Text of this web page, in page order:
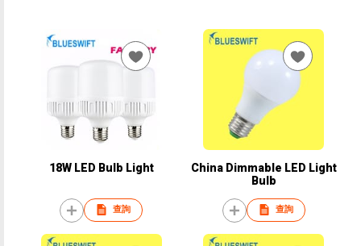
18W LED Bulb Light
查詢
China Dimmable LED Light
Bulb
查詢